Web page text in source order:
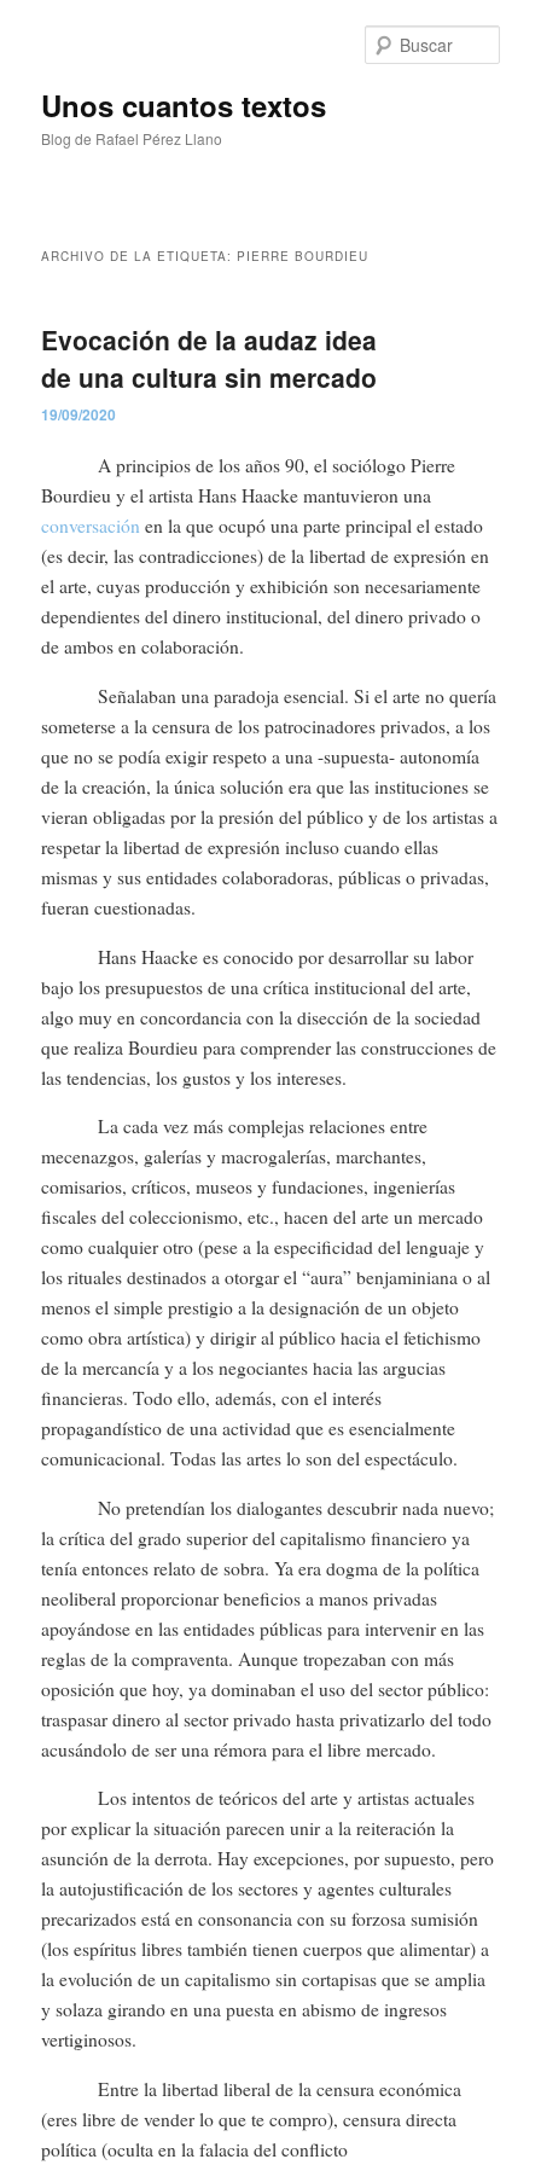
Unos cuantos textos
Blog de Rafael Pérez Llano
ARCHIVO DE LA ETIQUETA: PIERRE BOURDIEU
Evocación de la audaz idea
de una cultura sin mercado
19/09/2020
A principios de los años 90, el sociólogo Pierre
Bourdieu y el artista Hans Haacke mantuvieron una
conversación en la que ocupó una parte principal el estado
(es decir, las contradicciones) de la libertad de expresión en
el arte, cuyas producción y exhibición son necesariamente
dependientes del dinero institucional, del dinero privado o
de ambos en colaboración.
Señalaban una paradoja esencial. Si el arte no quería
someterse a la censura de los patrocinadores privados, a los
que no se podía exigir respeto a una -supuesta- autonomía
de la creación, la única solución era que las instituciones se
vieran obligadas por la presión del público y de los artistas a
respetar la libertad de expresión incluso cuando ellas
mismas y sus entidades colaboradoras, públicas o privadas,
fueran cuestionadas.
Hans Haacke es conocido por desarrollar su labor
bajo los presupuestos de una crítica institucional del arte,
algo muy en concordancia con la disección de la sociedad
que realiza Bourdieu para comprender las construcciones de
las tendencias, los gustos y los intereses.
La cada vez más complejas relaciones entre
mecenazgos, galerías y macrogalerías, marchantes,
comisarios, críticos, museos y fundaciones, ingenierías
fiscales del coleccionismo, etc., hacen del arte un mercado
como cualquier otro (pese a la especificidad del lenguaje y
los rituales destinados a otorgar el “aura” benjaminiana o al
menos el simple prestigio a la designación de un objeto
como obra artística) y dirigir al público hacia el fetichismo
de la mercancía y a los negociantes hacia las argucias
financieras. Todo ello, además, con el interés
propagandístico de una actividad que es esencialmente
comunicacional. Todas las artes lo son del espectáculo.
No pretendían los dialogantes descubrir nada nuevo;
la crítica del grado superior del capitalismo financiero ya
tenía entonces relato de sobra. Ya era dogma de la política
neoliberal proporcionar beneficios a manos privadas
apoyándose en las entidades públicas para intervenir en las
reglas de la compraventa. Aunque tropezaban con más
oposición que hoy, ya dominaban el uso del sector público:
traspasar dinero al sector privado hasta privatizarlo del todo
acusándolo de ser una rémora para el libre mercado.
Los intentos de teóricos del arte y artistas actuales
por explicar la situación parecen unir a la reiteración la
asunción de la derrota. Hay excepciones, por supuesto, pero
la autojustificación de los sectores y agentes culturales
precarizados está en consonancia con su forzosa sumisión
(los espíritus libres también tienen cuerpos que alimentar) a
la evolución de un capitalismo sin cortapisas que se amplia
y solaza girando en una puesta en abismo de ingresos
vertiginosos.
Entre la libertad liberal de la censura económica
(eres libre de vender lo que te compro), censura directa
política (oculta en la falacia del conflicto